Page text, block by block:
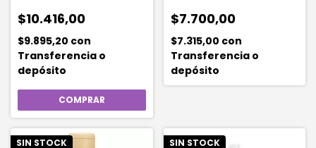
$10.416,00
$9.895,20 con
Transferencia o
depósito
$7.700,00
$7.315,00 con
Transferencia o
depósito
SIN STOCK SIN STOCK